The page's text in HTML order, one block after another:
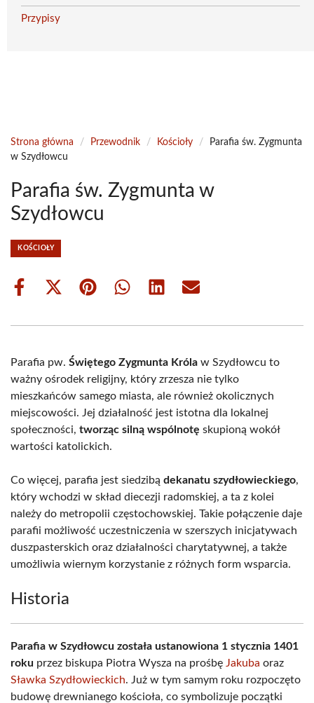
Przypisy
Strona główna / Przewodnik / Kościoły /
Parafia św. Zygmunta
w Szydłowcu
Parafia św. Zygmunta w
Szydłowcu
KOŚCIOŁY
Share
Share
(Twitter)
Share Share Share Share
Parafia pw. Świętego Zygmunta Króla w Szydłowcu to
ważny ośrodek religijny, który zrzesza nie tylko
mieszkańców samego miasta, ale również okolicznych
miejscowości. Jej działalność jest istotna dla lokalnej
społeczności, tworząc silną wspólnotę skupioną wokół
wartości katolickich.
Co więcej, parafia jest siedzibą dekanatu szydłowieckiego,
który wchodzi w skład diecezji radomskiej, a ta z kolei
należy do metropolii częstochowskiej. Takie połączenie daje
parafii możliwość uczestniczenia w szerszych inicjatywach
duszpasterskich oraz działalności charytatywnej, a także
umożliwia wiernym korzystanie z różnych form wsparcia.
Historia
Parafia w Szydłowcu została ustanowiona 1 stycznia 1401
roku przez biskupa Piotra Wysza na prośbę Jakuba oraz
Sławka Szydłowieckich. Już w tym samym roku rozpoczęto
budowę drewnianego kościoła, co symbolizuje początki